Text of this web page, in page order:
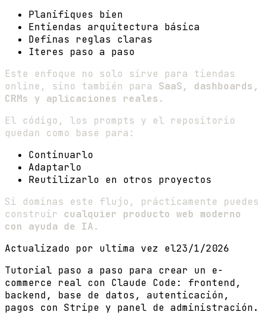
Planifiques bien
Entiendas arquitectura básica
Definas reglas claras
Iteres paso a paso
Este enfoque no solo sirve para tiendas
online, sino también para SaaS, dashboards,
CRMs y aplicaciones reales .
El código, los prompts y el repositorio
quedan como base para:
Continuarlo
Adaptarlo
Reutilizarlo en otros proyectos
Si dominas este flujo, prácticamente puedes
construir cualquier producto web moderno
con ayuda de IA.
Actualizado por ultima vez el23/1/2026
Tutorial paso a paso para crear un e-
commerce real con Claude Code: frontend,
backend, base de datos, autenticación,
pagos con Stripe y panel de administración.